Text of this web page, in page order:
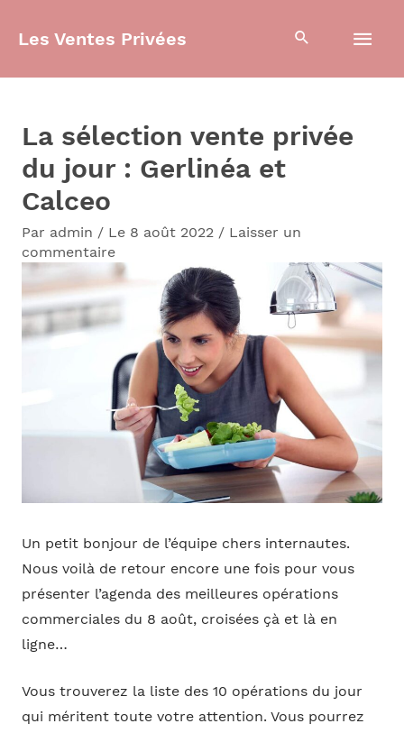
Les Ventes Privées
La sélection vente privée
du jour : Gerlinéa et
Calceo
Par admin / Le 8 août 2022 / Laisser un
commentaire
Un petit bonjour de l’équipe chers internautes.
Nous voilà de retour encore une fois pour vous
présenter l’agenda des meilleures opérations
commerciales du 8 août, croisées çà et là en
ligne…
Vous trouverez la liste des 10 opérations du jour
qui méritent toute votre attention. Vous pourrez